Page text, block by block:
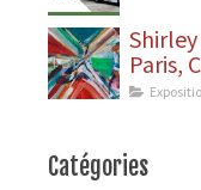
Paris,
Catégories